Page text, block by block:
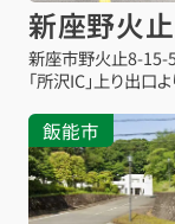
新座野火止
新座市野火止8-15-
「所沢IC」上り出口
飯能市